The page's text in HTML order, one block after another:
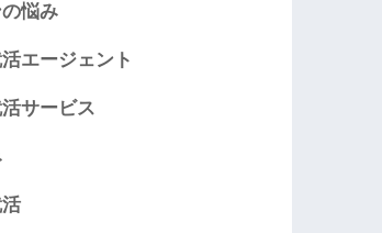
悩み
エージェント
サービス